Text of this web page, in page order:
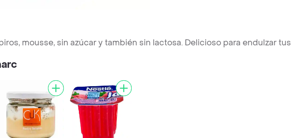
mousse, sin azúcar y también sin lactosa. Delicioso para endulzar tus